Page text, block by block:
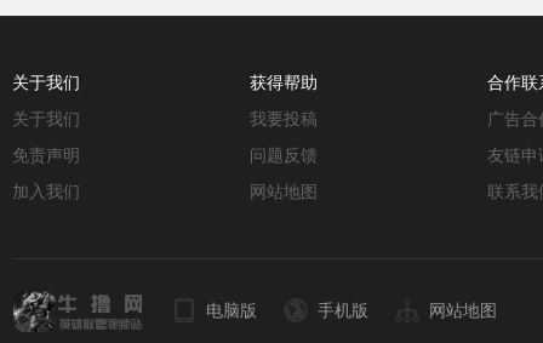
关于我们
关于我们
免责声明
加入我们
获得帮助
我要投稿
问题反馈
网站地图
合作联
广告合
友链申
联系我
电脑版 手机版 网站地图